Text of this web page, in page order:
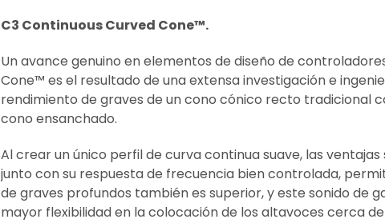
C3 Continuous Curved Cone™.
Un avance genuino en elementos de diseño de
Cone™ es el resultado de una extensa investigación e
rendimiento de graves de un cono cónico recto tradicional
cono ensanchado.
Al crear un único perfil de curva continua suave, las
junto con su respuesta de frecuencia bien controlada,
de graves profundos también es superior, y este sonido de
mayor flexibilidad en la colocación de los altavoces cerca